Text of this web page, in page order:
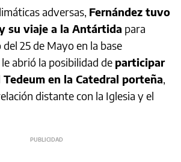
adversas, Fernández tuvo
su viaje a la Antártida para
25 de Mayo en la base
abrió la posibilidad de participar
en la Catedral porteña,
distante con la Iglesia y el